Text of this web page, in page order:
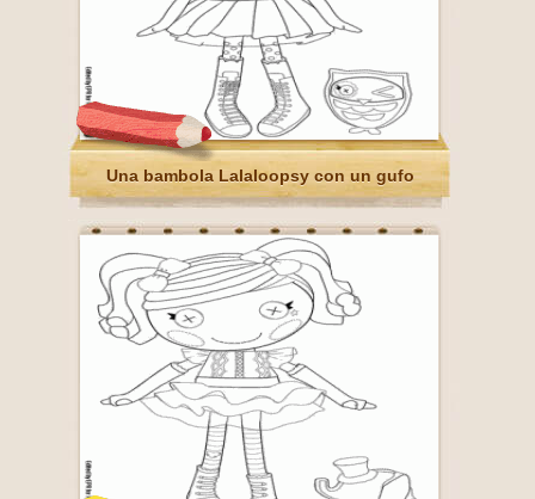
Una bambola Lalaloopsy con un gufo